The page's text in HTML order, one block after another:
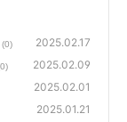
(0) 2025.02.17
2025.02.09
2025.02.01
2025.01.21